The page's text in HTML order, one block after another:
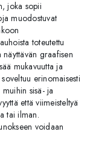
joka sopii
muodostuvat
toteutettu
graafisen
mukavuutta ja
erinomaisesti
sisä- ja
että viimeisteltyä
tai ilman.
voidaan